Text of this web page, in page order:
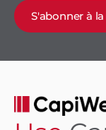
S'abonner à